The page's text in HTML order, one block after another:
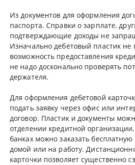
Из документов для оформления
паспорта. Справки о зарплате,
подтверждающие доходы не
Изначально дебетовый пластик не
возможность предоставления
не надо досконально проверять
держателя.
Для оформления дебетовой
подать заявку через офис или
договор. Пластик и документы
отделении кредитной
банках можно заказать бесплатную
домой или на работу.
карточки позволяет существенно